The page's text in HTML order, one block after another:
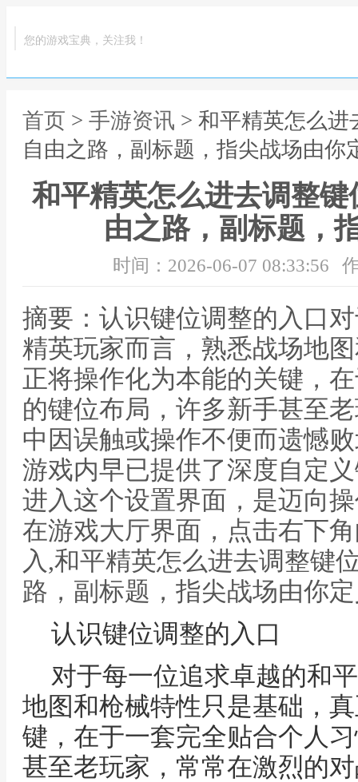
您的游戏宝典，关注我！
首页 > 手游资讯 > 和平精英怎么
自由之路，副标题，指尖战场由你
和平精英怎么进去调整
由之路，副标题，
时间：2026-06-07 08:33:56
摘要：认识键位调整的入口
精英玩家而言，熟悉战场地
正将操作化为本能的关键，
的键位布局，许多新手甚至
中因误触或操作不便而遗憾
游戏内早已提供了深度自定
进入这个设置界面，是迈向
在游戏大厅界面，点击右下
入,和平精英怎么进去调整键
路，副标题，指尖战场由你
认识键位调整的入口
对于每一位追求卓越的和
地图和枪械特性只是基础，
键，在于一套完全贴合个人
甚至老玩家，常常在激烈的